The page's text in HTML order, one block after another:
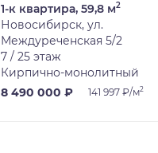
1-к квартира, 59,8 м2
Новосибирск, ул.
Междуреченская 5/2
7 / 25 этаж
Кирпично-монолитный
8 490 000 ₽
141 997 ₽/м2